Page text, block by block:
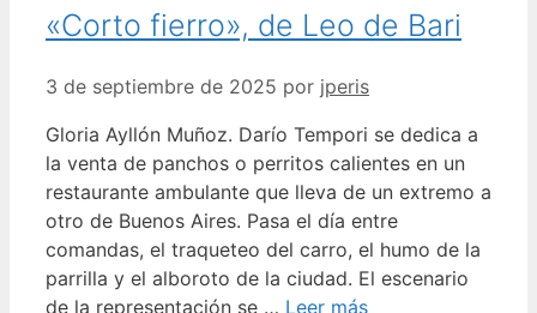
«Corto fierro», de Leo de Bari
3 de septiembre de 2025 por jperis
Gloria Ayllón Muñoz. Darío Tempori se dedica a
la venta de panchos o perritos calientes en un
restaurante ambulante que lleva de un extremo a
otro de Buenos Aires. Pasa el día entre
comandas, el traqueteo del carro, el humo de la
parrilla y el alboroto de la ciudad. El escenario
de la representación se … Leer más